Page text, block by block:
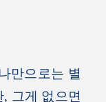
만으로는 별
그게 없으면